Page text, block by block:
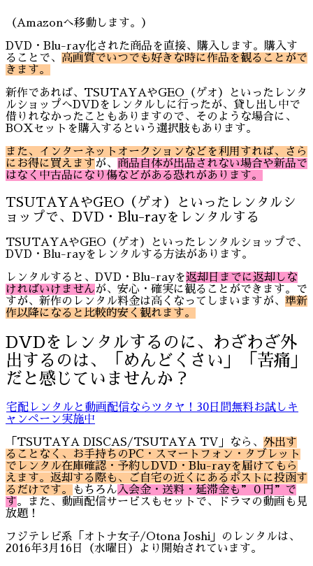
（Amazonへ移動します。）
DVD・Blu-ray化された商品を直接、購入します。購入す
ることで、 高画質でいつでも好きな時に作品を観ることがで
きます。
新作であれば、TSUTAYAやGEO（ゲオ）といったレンタ
ルショップへDVDをレンタルしに行ったが、貸し出し中で
借りれなかったこともありますので、そのような場合に、
BOXセットを購入するという選択肢もあります。
また、インターネットオークションなどを利用すれば、さら
にお得に買えますが、 商品自体が出品されない場合や新品で
はなく中古品になり傷などがある恐れがあります。
TSUTAYAやGEO（ゲオ）といったレンタルシ
ョップで、DVD・Blu-rayをレンタルする
TSUTAYAやGEO（ゲオ）といったレンタルショップで、
DVD・Blu-rayをレンタルする方法があります。
レンタルすると、DVD・Blu-rayを返却日までに返却しな
ければいけませんが、安心・確実に観ることができます。で
すが、新作のレンタル料金は高くなってしまいますが、 準新
作以降になると比較的安く観れます。
DVDをレンタルするのに、わざわざ外
出するのは、「めんどくさい」「苦痛」
だと感じていませんか？
宅配レンタルと動画配信ならツタヤ！30日間無料お試しキ
ャンペーン実施中
「TSUTAYA DISCAS/TSUTAYA TV」なら、 外出す
ることなく 、お手持ちのPC・スマートフォン・タブレット
でレンタル在庫確認・予約しDVD・Blu-rayを届けてもら
えます。返却する際も、ご自宅の近くにあるポストに投函す
るだけです。
もちろん入会金・送料・延滞金も”０円”で
す。また、動画配信サービスもセットで、ドラマの動画も見
放題！
フジテレビ系「オトナ女子/Otona Joshi」のレンタルは、
2016年3月16日（水曜日）より開始されています。